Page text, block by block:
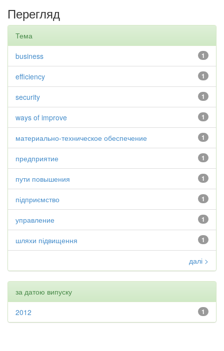
Перегляд
Тема
1
business
1
efficiency
1
security
1
ways of improve
1
материально-техническое обеспечение
1
предприятие
1
пути повышения
1
підприємство
1
управление
1
шляхи підвищення
далі >
за датою випуску
1
2012